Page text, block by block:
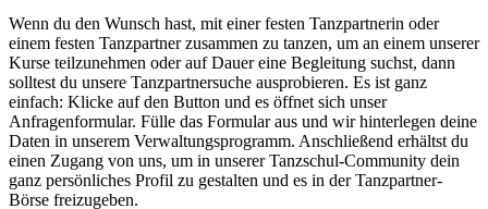
Wenn du den Wunsch hast, mit einer festen Tanzpartnerin oder
einem festen Tanzpartner zusammen zu tanzen, um an einem unserer
Kurse teilzunehmen oder auf Dauer eine Begleitung suchst, dann
solltest du unsere Tanzpartnersuche ausprobieren. Es ist ganz
einfach: Klicke auf den Button und es öffnet sich unser
Anfragenformular. Fülle das Formular aus und wir hinterlegen deine
Daten in unserem Verwaltungsprogramm. Anschließend erhältst du
einen Zugang von uns, um in unserer Tanzschul-Community dein
ganz persönliches Profil zu gestalten und es in der Tanzpartner-
Börse freizugeben.